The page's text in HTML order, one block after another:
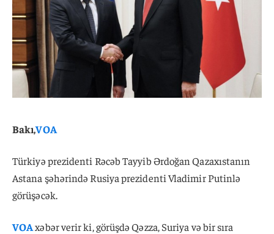
Bakı,VOA
Türkiyə prezidenti Rəcəb Tayyib Ərdoğan Qazaxıstanın
Astana şəhərində Rusiya prezidenti Vladimir Putinlə
görüşəcək.
VOAxəbər verir ki, görüşdə Qəzza, Suriya və bir sıra